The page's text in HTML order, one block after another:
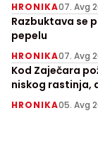
HRONIKA07. Avg
Razbuktava se
pepelu
HRONIKA07. Avg
Kod Zaječara
niskog rastinja,
HRONIKA05. Avg